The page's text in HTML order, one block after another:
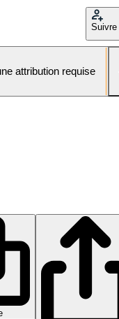
Suivre
attribution requise